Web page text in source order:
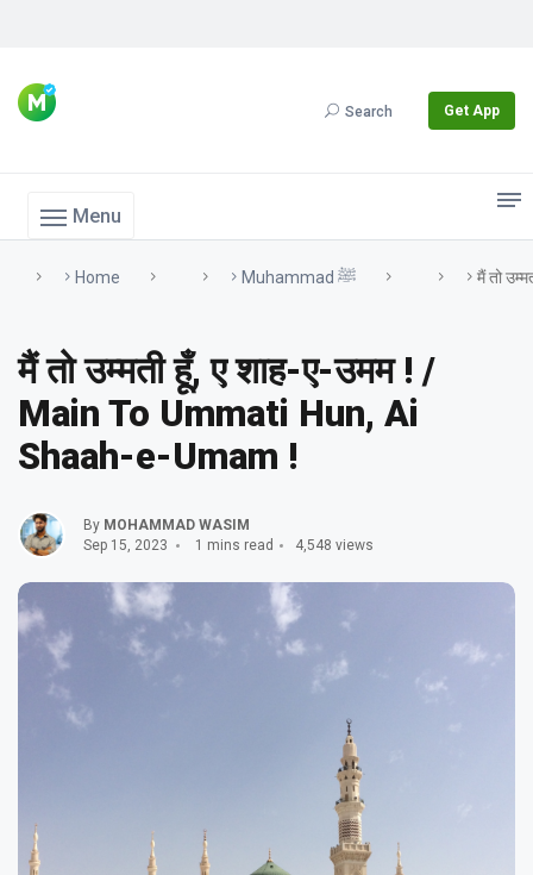
Search Get App
Menu
Home Muhammad ﷺ मैं तो
मैं तो उम्मती हूँ, ए शाह-ए-उमम ! /
Main To Ummati Hun, Ai
Shaah-e-Umam !
By MOHAMMAD WASIM
Sep 15, 2023
1 mins read 4,548 views